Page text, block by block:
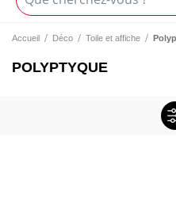
Accueil Déco Toile et affiche
POLYPTYQUE